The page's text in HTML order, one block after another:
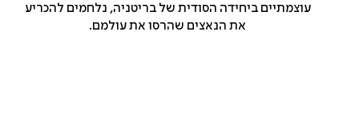
עוצמתיים ביחידה הסודית של בריטניה, נלחמים להכריע
את הנאצים שהרסו את עולמם.